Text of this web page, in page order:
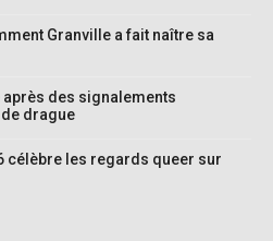
Granville a fait naître sa
après des signalements
drague
célèbre les regards queer sur